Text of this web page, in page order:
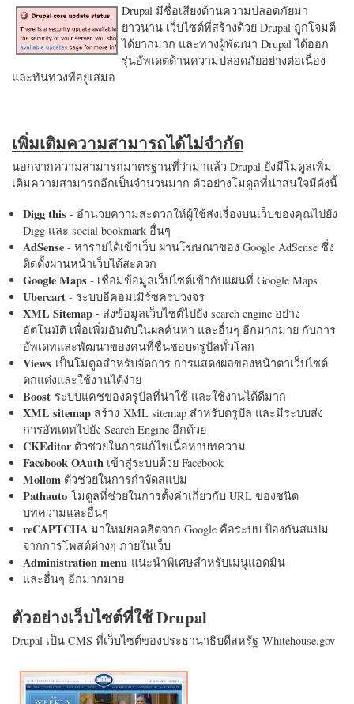
Drupal มีชื่อเสียงด้านความปลอดภัยมา
ยาวนาน เว็บไซต์ที่สร้างด้วย Drupal ถูกโจมตี
ได้ยากมาก และทางผู้พัฒนา Drupal ได้ออก
รุ่นอัพเดตด้านความปลอดภัยอย่างต่อเนื่อง
และทันท่วงทีอยู่เสมอ
เพิ่มเติมความสามารถได้ไม่จำกัด
นอกจากความสามารถมาตรฐานที่ว่ามาแล้ว Drupal ยังมีโมดูลเพิ่ม
เติมความสามารถอีกเป็นจำนวนมาก ตัวอย่างโมดูลที่น่าสนใจมีดังนี้
Digg this - อำนวยความสะดวกให้ผู้ใช้ส่งเรื่องบนเว็บของคุณไปยัง
Digg และ social bookmark อื่นๆ
AdSense - หารายได้เข้าเว็บ ผ่านโฆษณาของ Google AdSense ซึ่ง
ติดตั้งผ่านหน้าเว็บได้สะดวก
Google Maps - เชื่อมข้อมูลเว็บไซต์เข้ากับแผนที่ Google Maps
Ubercart - ระบบอีคอมเมิร์ซครบวงจร
XML Sitemap - ส่งข้อมูลเว็บไซต์ไปยัง search engine อย่าง
อัตโนมัติ เพื่อเพิ่มอันดับในผลค้นหา และอื่นๆ อีกมากมาย กับการ
อัพเดทและพัฒนาของคนที่ชื่นชอบดรูปัลทั่วโลก
Views เป็นโมดูลสำหรับจัดการ การแสดงผลของหน้าตาเว็บไซต์
ตกแต่งและใช้งานได้ง่าย
Boost ระบบแคชของดรูปัลที่น่าใช้ และใช้งานได้ดีมาก
XML sitemap สร้าง XML sitemap สำหรับดรูปัล และมีระบบส่ง
การอัพเดทไปยัง Search Engine อีกด้วย
CKEditorตัวช่วยในการแก้ไขเนื้อหาบทความ
Facebook OAuth เข้าสู่ระบบด้วย Facebook
Mollom ตัวช่วยในการกำจัดสแปม
Pathauto โมดูลที่ช่วยในการตั้งค่าเกี่ยวกับ URL ของชนิด
บทความและอื่นๆ
reCAPTCHA มาใหม่ยอดฮิตจาก Google คือระบบ ป้องกันสแปม
จากการโพสต์ต่างๆ ภายในเว็บ
Administration menu แนะนำพิเศษสำหรับเมนูแอดมิน
และอื่นๆ อีกมากมาย
ตัวอย่างเว็บไซต์ที่ใช้ Drupal
Drupal เป็น CMS ที่เว็บไซต์ของประธานาธิบดีสหรัฐ Whitehouse.gov